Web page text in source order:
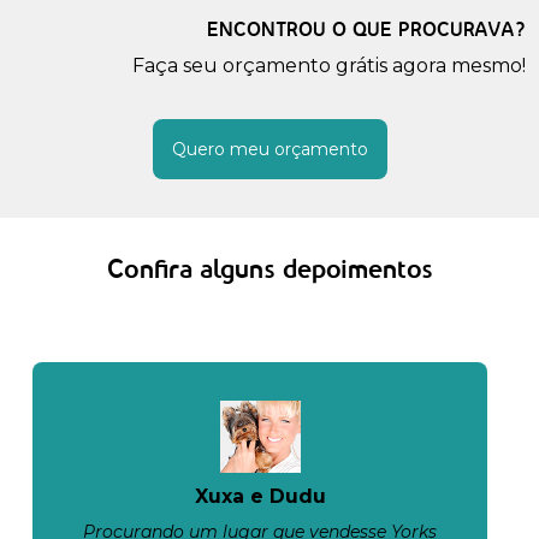
ENCONTROU O QUE PROCURAVA?
Faça seu orçamento grátis agora mesmo!
Quero meu orçamento
Confira alguns depoimentos
Xuxa e Dudu
Procurando um lugar que vendesse Yorks